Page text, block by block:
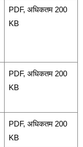
PDF, अधिकतम 200
KB
PDF, अधिकतम 200
KB
PDF, अधिकतम 200
KB